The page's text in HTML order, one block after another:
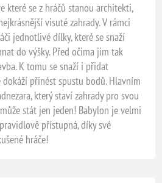
které se z hráčů stanou architekti,
visuté zahrady. V rámci
jednotlivé dílky, které se snaží
do výšky. Před očima jim tak
K tomu se snaží i přidat
dokáží přinést spustu bodů. Hlavním
který staví zahrady pro svou
stát jen jeden! Babylon je velmi
přístupná, díky své
hráče!